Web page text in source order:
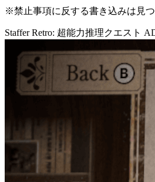
※禁止事項に反する書き込みは見つ
Staffer Retro: 超能力推理クエスト